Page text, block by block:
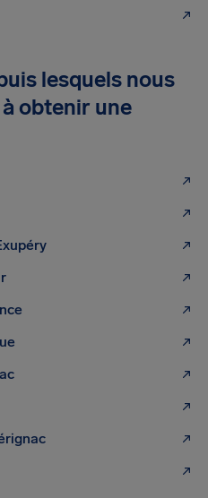
lesquels nous
obtenir une